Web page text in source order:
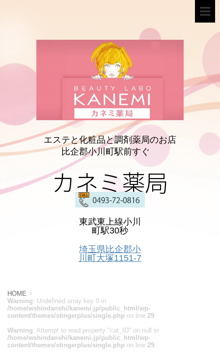
エステと化粧品と調剤薬局のお店
比企郡小川町駅前すぐ
カネミ薬局
東武東上線小川
町駅30秒
埼玉県比企郡小
川町大塚1151-7
HOME >
Warning: Undefined array key 0 in
/home/wshindanshi/kanemi.jp/public_html/wp-
content/themes/stingerplus/single.php on line 29
Warning: Attempt to read property "cat_ID" on null in
/home/wshindanshi/kanemi.jp/public_html/wp-
content/themes/stingerplus/single.php on line 29